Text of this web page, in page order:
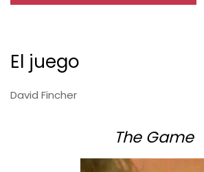
El juego
David Fincher
The Game